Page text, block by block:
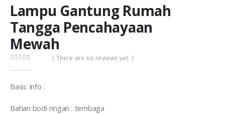
Lampu Gantung Rumah
Tangga Pencahayaan
Mewah
( There are no reviews yet. )
Basic Info :
Bahan bodi ringan : tembaga